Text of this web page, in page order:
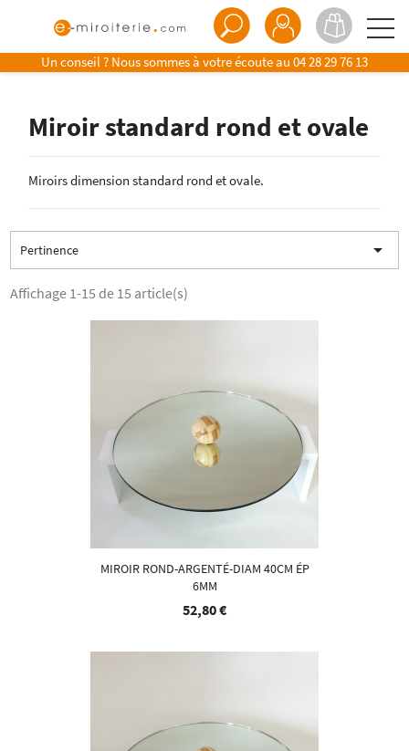
Un conseil ? Nous sommes à votre écoute au 04 28 29 76 13
Miroir standard rond et ovale
Miroirs dimension standard rond et ovale.
Pertinence 
Affichage 1-15 de 15 article(s)
MIROIR ROND-ARGENTÉ-DIAM 40CM ÉP
6MM
52,80 €